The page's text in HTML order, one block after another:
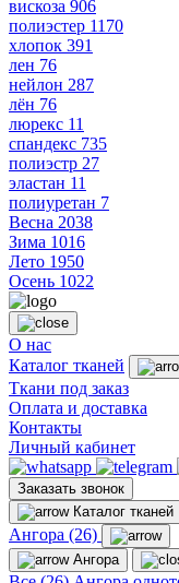
вискоза 906
полиэстер 1170
хлопок 391
лен 76
нейлон 287
лён 76
люрекс 11
спандекс 735
полиэстр 27
эластан 11
полиуретан 7
Весна 2038
Зима 1016
Лето 1950
Осень 1022
О нас
Каталог тканей
Ткани под заказ
Оплата и доставка
Контакты
Личный кабинет
Заказать звонок
Каталог тканей
Ангора (26)
Ангора